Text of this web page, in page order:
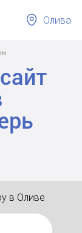
Олива
в Оливе